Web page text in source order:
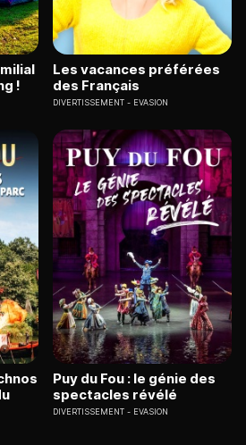
!
Les vacances préférées
des Français
DIVERTISSEMENT EVASION
Puy du Fou : le génie des
spectacles révélé
DIVERTISSEMENT EVASION